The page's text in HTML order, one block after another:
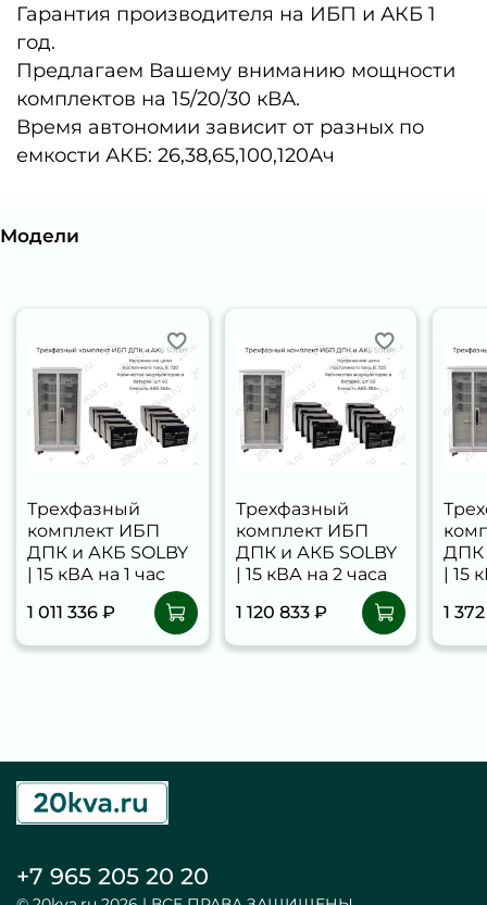
Гарантия производителя на ИБП и АКБ 1
год.
Предлагаем Вашему вниманию мощности
комплектов на 15/20/30 кВА.
Время автономии зависит от разных по
емкости АКБ: 26,38,65,100,120Ач
Модели
Трехфазный
комплект ИБП
ДПК и АКБ SOLBY
| 15 кВА на 1 час
1 011 336 ₽
Трехфазный
комплект ИБП
ДПК и АКБ SOLBY
| 15 кВА на 2 часа
1 120 833 ₽
ДПК
| 15
1
+7 965 205 20 20